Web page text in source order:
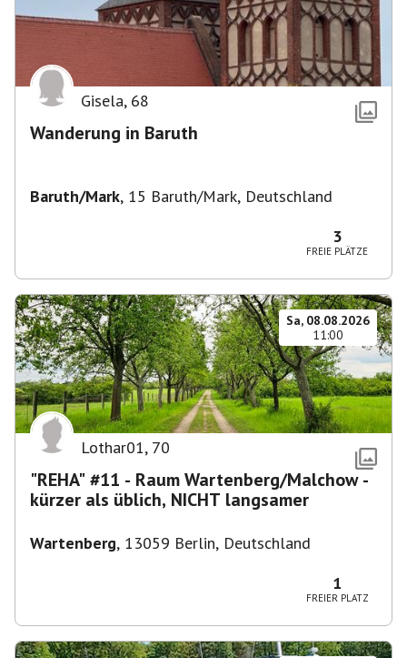
Gisela, 68
Wanderung in Baruth
Baruth/Mark, 15 Baruth/Mark, Deutschland
3
FREIE PLÄTZE
Sa, 08.08.2026
11:00
Lothar01, 70
"REHA" #11 - Raum Wartenberg/Malchow -
kürzer als üblich, NICHT langsamer
Wartenberg, 13059 Berlin, Deutschland
1
FREIER PLATZ